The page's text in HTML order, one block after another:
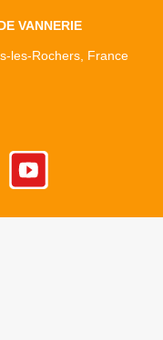
VANNERIE
les-Rochers, France
Youtube